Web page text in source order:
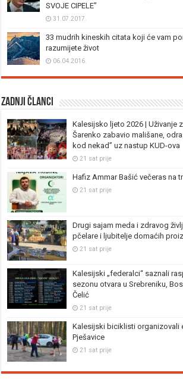
SVOJE CIPELE”
31.07.2017.
33 mudrih kineskih citata koji će vam
razumijete život
06.04.2016.
Zadnji članci
Kalesijsko ljeto 2026 | Uživanje
Šarenko zabavio mališane,
kod nekad” uz nastup KUD-ova
21 sat prije
Hafiz Ammar Bašić večeras na
21 sat prije
Drugi sajam meda i zdravog
pčelare i ljubitelje domaćih
21 sat prije
Kalesijski „federalci“ saznali
sezonu otvara u Srebreniku,
Čelić
21 sat prije
Kalesijski biciklisti organizovali
Pješavice
21 sat prije